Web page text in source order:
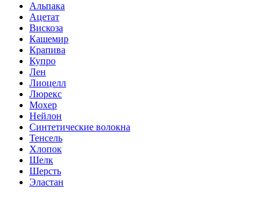
Альпака
Ацетат
Вискоза
Кашемир
Крапива
Купро
Лен
Лиоцелл
Люрекс
Мохер
Нейлон
Синтетические волокна
Тенсель
Хлопок
Шелк
Шерсть
Эластан